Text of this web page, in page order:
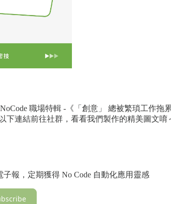
職場特輯 -《「創意」 總被繁瑣工作
下連結前往社群，看看我們製作的精美圖文唷
報，定期獲得 No Code 自動化應用靈感